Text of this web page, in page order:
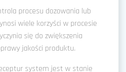
procesu dozowania lub
wiele korzyści w procesie
się do zwiększenia
jakości produktu.
system jest w stanie